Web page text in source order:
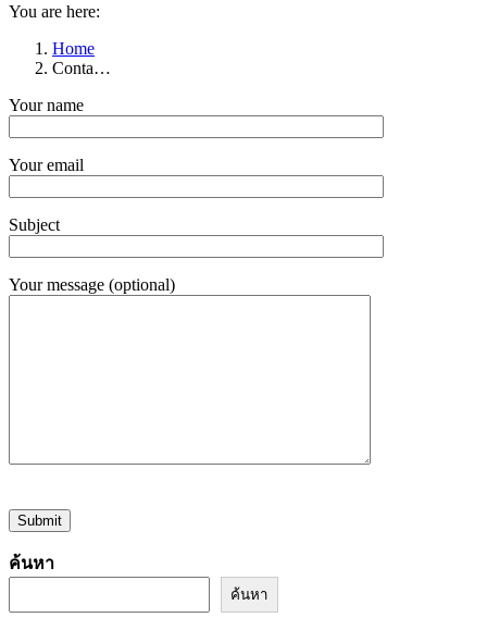
You are here:
Home
Conta…
Your name
Your email
Subject
Your message (optional)
ค้นหา
ค้นหา